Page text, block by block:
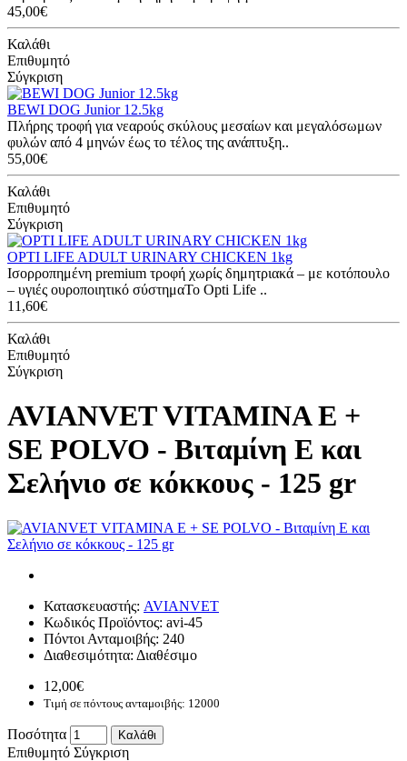
45,00€
Καλάθι
Επιθυμητό
Σύγκριση
BEWI DOG Junior 12.5kg
Πλήρης τροφή για νεαρούς σκύλους μεσαίων και μεγαλόσωμων
φυλών από 4 μηνών έως το τέλος της ανάπτυξη..
55,00€
Καλάθι
Επιθυμητό
Σύγκριση
OPTI LIFE ADULT URINARY CHICKEN 1kg
Ισορροπημένη premium τροφή χωρίς δημητριακά – με κοτόπουλο
– υγιές ουροποιητικό σύστημαΤο Opti Life ..
11,60€
Καλάθι
Επιθυμητό
Σύγκριση
AVIANVET VITAMINA E +
SE POLVO - Βιταμίνη Ε και
Σελήνιο σε κόκκους - 125 gr
Κατασκευαστής: AVIANVET
Κωδικός Προϊόντος: avi-45
Πόντοι Ανταμοιβής: 240
Διαθεσιμότητα: Διαθέσιμο
12,00€
Τιμή σε πόντους ανταμοιβής: 12000
Ποσότητα Καλάθι
Επιθυμητό Σύγκριση